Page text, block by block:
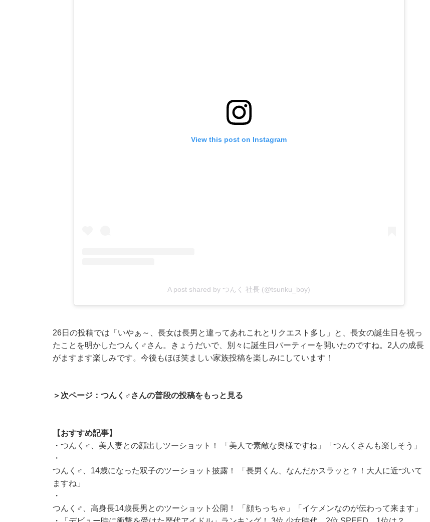
View this post on Instagram
A post shared by つんく 社長 (@tsunku_boy)
26日の投稿では「いやぁ～、長女は長男と違ってあれこれとリクエスト多し」と、長女の誕生日を祝っ
たことを明かしたつんく♂さん。きょうだいで、別々に誕生日パーティーを開いたのですね。2人の成長
がますます楽しみです。今後もほほ笑ましい家族投稿を楽しみにしています！
＞次ページ：つんく♂さんの普段の投稿をもっと見る
【おすすめ記事】
・ つんく♂、美人妻との顔出しツーショット！ 「美人で素敵な奥様ですね」「つんくさんも楽しそう」
・
つんく♂、14歳になった双子のツーショット披露！ 「長男くん、なんだかスラッと？！大人に近づいて
ますね」
・
つんく♂、高身長14歳長男とのツーショット公開！ 「顔ちっちゃ」「イケメンなのが伝わって来ます」